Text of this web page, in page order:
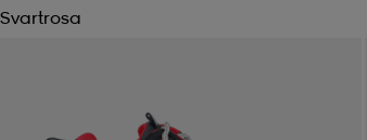
Svartrosa